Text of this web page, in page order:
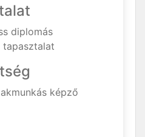
diplomás
tapasztalat
képző